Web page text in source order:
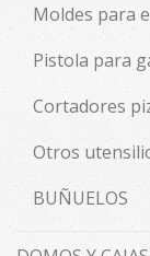
Moldes para
Pistola para
Cortadores
Otros
BUÑUELOS